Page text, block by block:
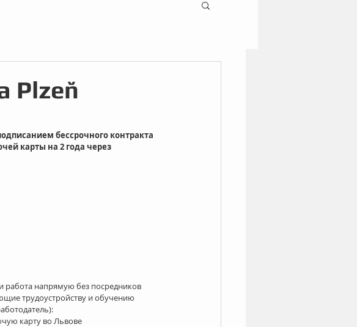
Plzeň
бессрочного контракта
карты на 2 года через
работа напрямую без посредников
трудоустройству и обучению
карту во Львове